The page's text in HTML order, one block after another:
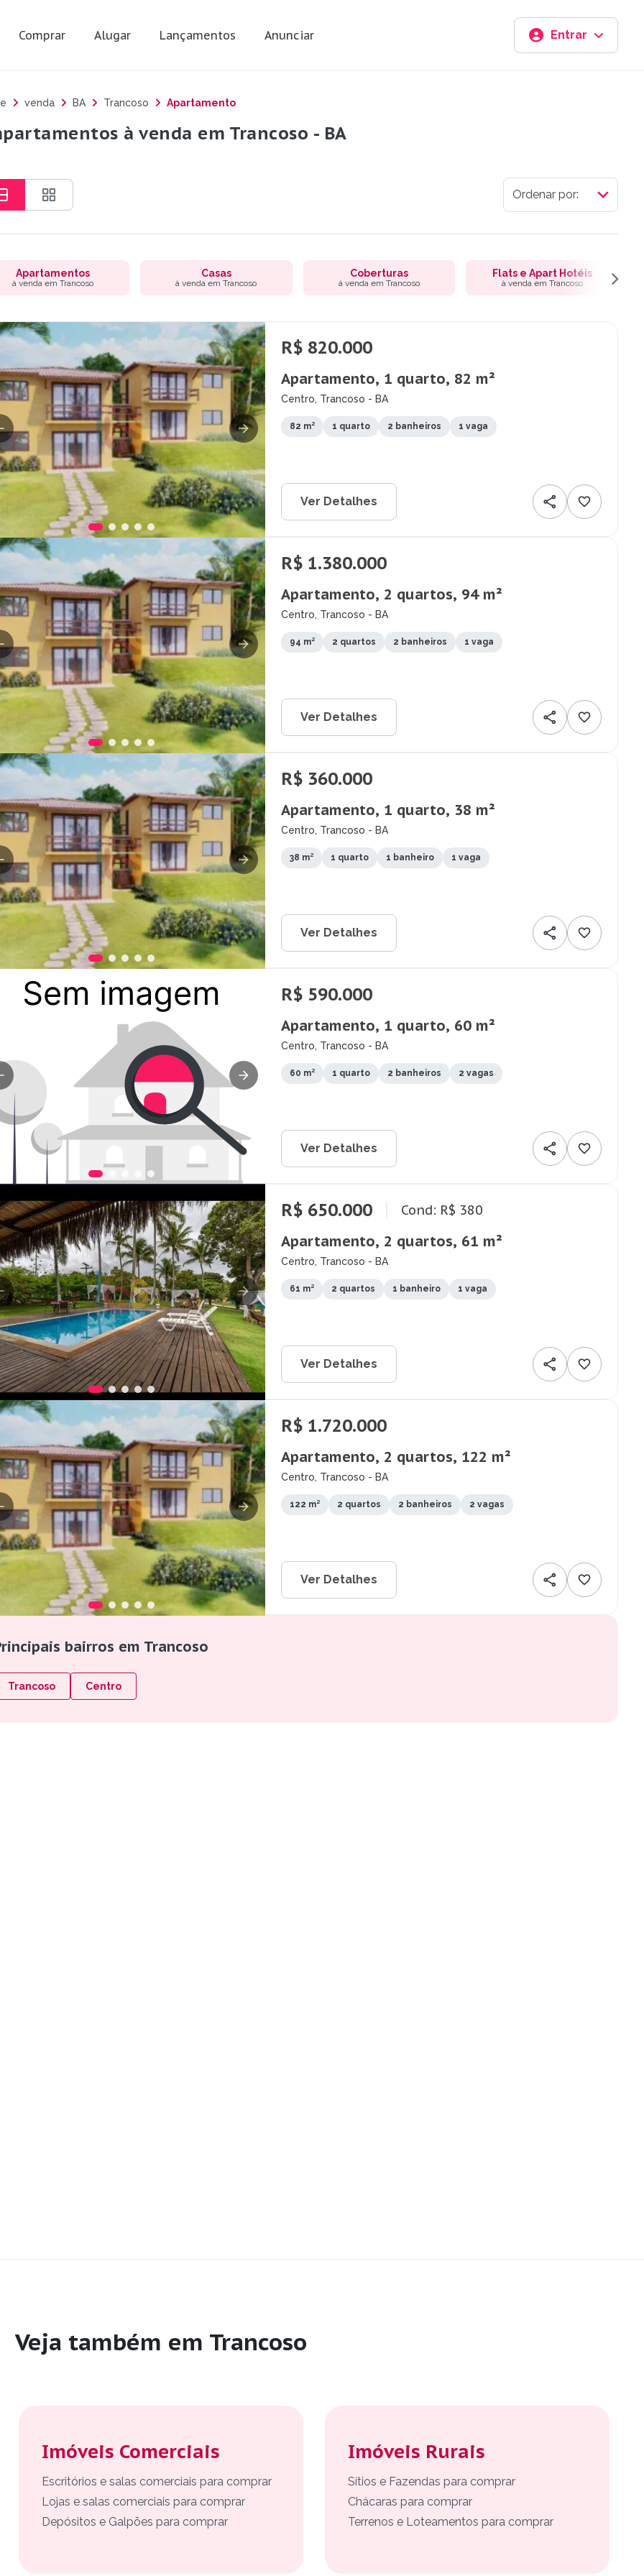
Comprar Alugar Lançamentos Anunciar Entrar
venda BA Trancoso Apartamento
à venda em Trancoso - BA
Apartamentos
à venda em Trancoso
Casas
à venda em Trancoso
Coberturas
à venda em Trancoso
Flats e Apart Hotéis
à venda em Trancoso
R$ 820.000
Apartamento, 1 quarto, 82 m²
Centro, Trancoso - BA
82 m² 1 quarto 2 banheiros 1 vaga
Ver Detalhes
R$ 1.380.000
Apartamento, 2 quartos, 94 m²
Centro, Trancoso - BA
94 m² 2 quartos 2 banheiros 1 vaga
Ver Detalhes
R$ 360.000
Apartamento, 1 quarto, 38 m²
Centro, Trancoso - BA
38 m² 1 quarto 1 banheiro 1 vaga
Ver Detalhes
R$ 590.000
Apartamento, 1 quarto, 60 m²
Centro, Trancoso - BA
60 m² 1 quarto 2 banheiros 2 vagas
Ver Detalhes
R$ 650.000 Cond: R$ 380
Apartamento, 2 quartos, 61 m²
Centro, Trancoso - BA
61 m² 2 quartos 1 banheiro 1 vaga
Ver Detalhes
R$ 1.720.000
Apartamento, 2 quartos, 122 m²
Centro, Trancoso - BA
122 m² 2 quartos 2 banheiros 2 vagas
Ver Detalhes
bairros em Trancoso
Trancoso Centro
Veja também em Trancoso
Imóveis Comerciais
Escritórios e salas comerciais para comprar
Lojas e salas comerciais para comprar
Depósitos e Galpões para comprar
Imóveis Rurais
Sítios e Fazendas para comprar
Chácaras para comprar
Terrenos e Loteamentos para comprar